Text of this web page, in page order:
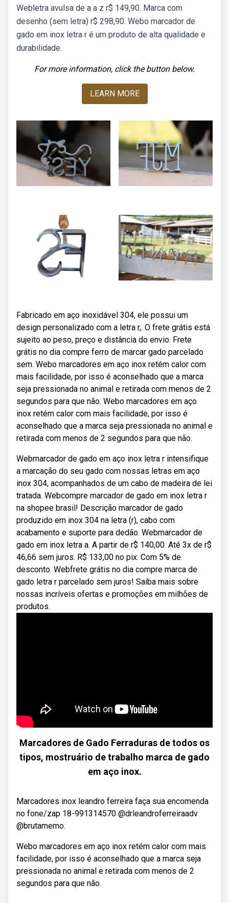
Webletra avulsa de a a z r$ 149,90. Marca com
desenho (sem letra) r$ 298,90. Webo marcador de
gado em inox letra r é um produto de alta qualidade e
durabilidade.
For more information, click the button below.
LEARN MORE
Fabricado em aço inoxidável 304, ele possui um
design personalizado com a letra r,. O frete grátis está
sujeito ao peso, preço e distância do envio. Frete
grátis no dia compre ferro de marcar gado parcelado
sem. Webo marcadores em aço inox retém calor com
mais facilidade, por isso é aconselhado que a marca
seja pressionada no animal e retirada com menos de 2
segundos para que não. Webo marcadores em aço
inox retém calor com mais facilidade, por isso é
aconselhado que a marca seja pressionada no animal e
retirada com menos de 2 segundos para que não.
Webmarcador de gado em aço inox letra r intensifique
a marcação do seu gado com nossas letras em aço
inox 304, acompanhados de um cabo de madeira de lei
tratada. Webcompre marcador de gado em inox letra r
na shopee brasil! Descrição marcador de gado
produzido em inox 304 na letra (r), cabo com
acabamento e suporte para dedão. Webmarcador de
gado em inox letra a. A partir de r$ 140,00. Até 3x de r$
46,66 sem juros. R$ 133,00 no pix. Com 5% de
desconto. Webfrete grátis no dia compre marca de
gado letra r parcelado sem juros! Saiba mais sobre
nossas incríveis ofertas e promoções em milhões de
produtos.
Marcadores de Gado Ferraduras de todos os
tipos, mostruário de trabalho marca de gado
em aço inox.
Marcadores inox leandro ferreira faça sua encomenda
no fone/zap 18-991314570 @drleandroferreiraadv
@brutamemo.
Webo marcadores em aço inox retém calor com mais
facilidade, por isso é aconselhado que a marca seja
pressionada no animal e retirada com menos de 2
segundos para que não.